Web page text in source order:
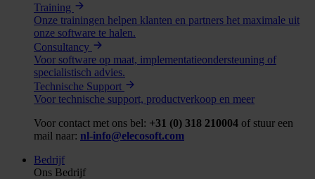
Training
Onze trainingen helpen klanten en partners het maximale uit
onze software te halen.
Consultancy
Voor software op maat, implementatieondersteuning of
specialistisch advies.
Technische Support
Voor technische support, productverkoop en meer
Voor contact met ons bel: +31 (0) 318 210004 of stuur een
mail naar: nl-info@elecosoft.com
Bedrijf
Ons Bedrijf